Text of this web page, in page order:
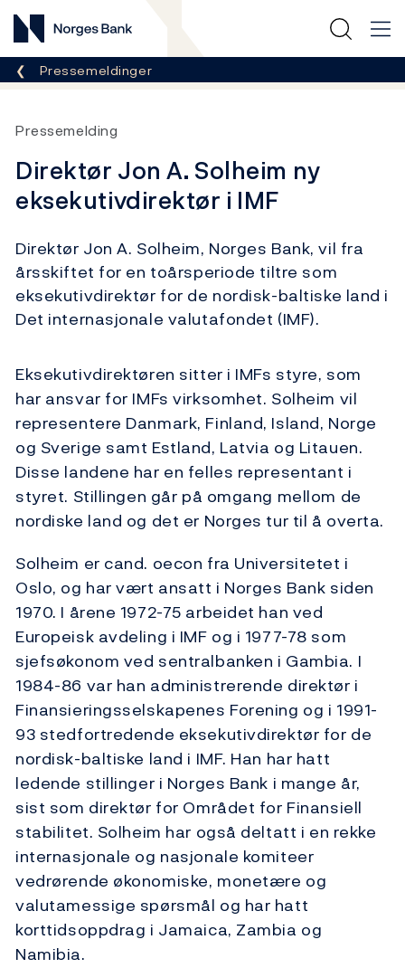
Norges Bank
Her er du nå:
Pressemeldinger
Pressemelding
Direktør Jon A. Solheim ny
eksekutivdirektør i IMF
Direktør Jon A. Solheim, Norges Bank, vil fra
årsskiftet for en toårsperiode tiltre som
eksekutivdirektør for de nordisk-baltiske land i
Det internasjonale valutafondet (IMF).
Eksekutivdirektøren sitter i IMFs styre, som
har ansvar for IMFs virksomhet. Solheim vil
representere Danmark, Finland, Island, Norge
og Sverige samt Estland, Latvia og Litauen.
Disse landene har en felles representant i
styret. Stillingen går på omgang mellom de
nordiske land og det er Norges tur til å overta.
Solheim er cand. oecon fra Universitetet i
Oslo, og har vært ansatt i Norges Bank siden
1970. I årene 1972-75 arbeidet han ved
Europeisk avdeling i IMF og i 1977-78 som
sjefsøkonom ved sentralbanken i Gambia. I
1984-86 var han administrerende direktør i
Finansieringsselskapenes Forening og i 1991-
93 stedfortredende eksekutivdirektør for de
nordisk-baltiske land i IMF. Han har hatt
ledende stillinger i Norges Bank i mange år,
sist som direktør for Området for Finansiell
stabilitet. Solheim har også deltatt i en rekke
internasjonale og nasjonale komiteer
vedrørende økonomiske, monetære og
valutamessige spørsmål og har hatt
korttidsoppdrag i Jamaica, Zambia og
Namibia.